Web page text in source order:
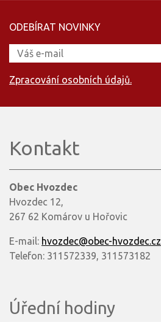
ODEBÍRAT NOVINKY
Zpracování osobních údajů.
Kontakt
Obec Hvozdec
Hvozdec 12,
267 62 Komárov u Hořovic
E-mail: hvozdec@obec-hvozdec.cz
Telefon: 311572339, 311573182
Úřední hodiny